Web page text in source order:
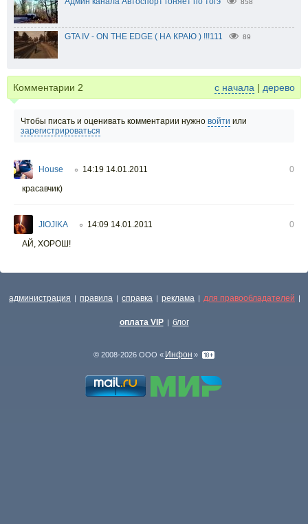
GTA IV - ON THE EDGE ( НА КРАЮ ) !!!111 89
Комментарии 2 с начала | дерево
Чтобы писать и оценивать комментарии нужно войти или
зарегистрироваться
House ○ 14:19 14.01.2011
0
красавчик)
JIOJIKA ○ 14:09 14.01.2011
0
АЙ, ХОРОШ!
администрация | правила | справка | реклама | для правообладателей |
оплата VIP | блог
© 2008-2026 ООО « Инфон »